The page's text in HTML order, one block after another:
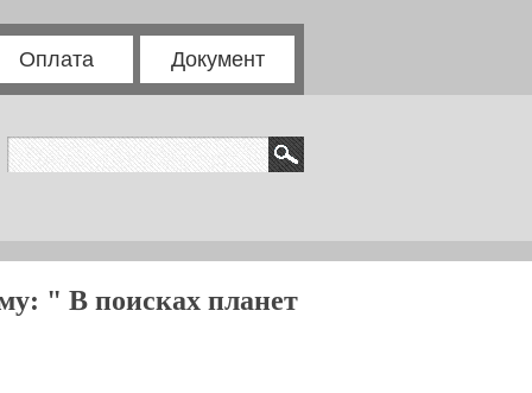
Оплата Документ
" В поисках планет